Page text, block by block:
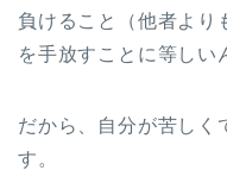
負けること（他者より
を手放すことに等しい
だから、自分が苦しく
す。